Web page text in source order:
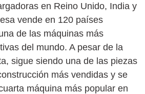
en Reino Unido, India y
vende en 120 países
de las máquinas más
del mundo. A pesar de la
sigue siendo una de las piezas
más vendidas y se
máquina más popular en